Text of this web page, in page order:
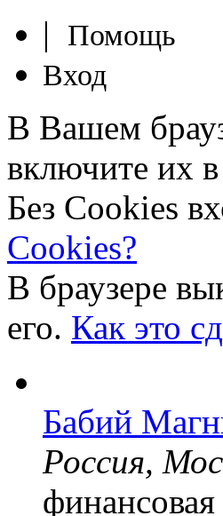
|
Помощь
Вход
В Вашем
включите их
Без Cookies
Cookies?
В браузере
его. Как это
Бабий
Россия,